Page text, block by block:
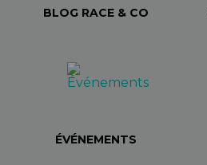
BLOG RACE & CO
ÉVÉNEMENTS